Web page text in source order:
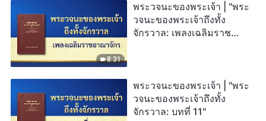
8:31
พระวจนะของพระเจ้า | "พระ
วจนะของพระเจ้าถึงทั้ง
จักรวาล: เพลงเฉลิมราช
พระวจนะของพระเจ้า | "พระ
วจนะของพระเจ้าถึงทั้ง
จักรวาล: บทที่ 11"